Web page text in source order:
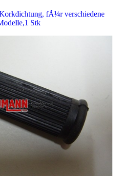
fÃ¼r verschiedene
Stk